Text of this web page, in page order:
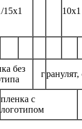
15х1 10х1
без
гранулят,
пленка с
логотипом